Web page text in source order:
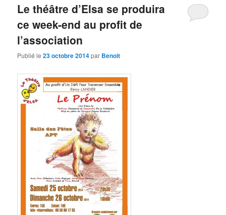
Le théâtre d’Elsa se produira
ce week-end au profit de
l’association
Publié le23 octobre 2014par Benoit